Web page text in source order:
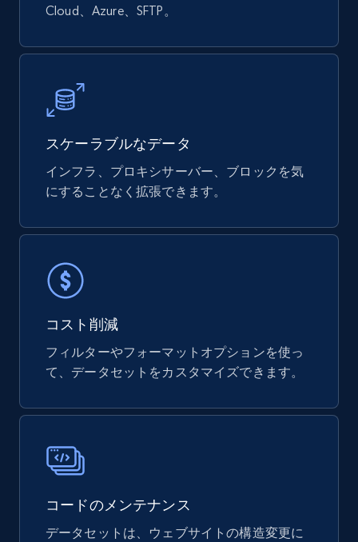
822+ 40+ 今すぐ購入
URL, Product id, Title, Rating, Reviews count,
Initial price, Discount, Final price, and more.
Digikey - Products
Product url, Category url, Part number,
Description, Manufacturer, Manufacturer url,
Cloud、Azure、SFTP。
スケーラブルなデータ
インフラ、プロキシサーバー、ブロックを気
にすることなく拡張できます。
コスト削減
フィルターやフォーマットオプションを使っ
て、データセットをカスタマイズできます。
コードのメンテナンス
データセットは、ウェブサイトの構造変更に